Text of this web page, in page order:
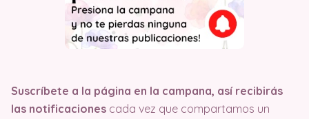
Suscríbete a la página en la campana, así recibirás
las notificaciones cada vez que compartamos un